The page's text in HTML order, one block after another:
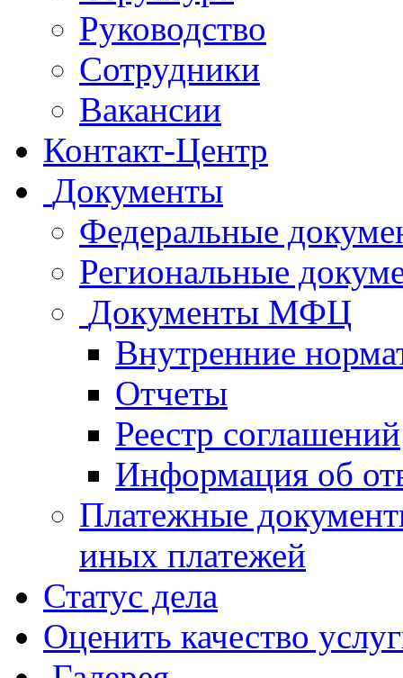
Руководство
Сотрудники
Вакансии
Контакт-Центр
Документы
Федеральные
Региональные
Документы МФЦ
Внутренние
Отчеты
Реестр соглашений
Информация об
Платежные
иных платежей
Статус дела
Оценить качество